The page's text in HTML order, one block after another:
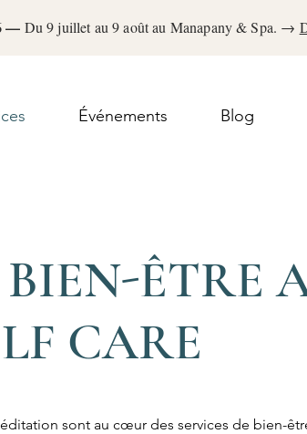
— Du 9 juillet au 9 août au Manapany & Spa. →
Événements Blog
BIEN-ÊTRE
CARE
sont au cœur des services de bien-